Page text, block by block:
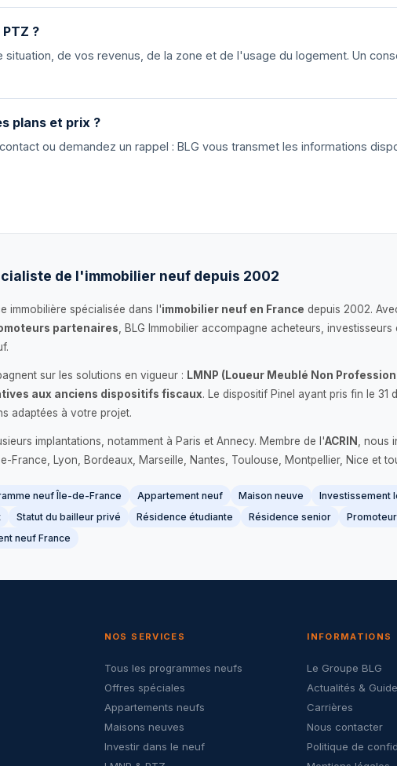
?
situation, de vos revenus, de la zone et de l'usage du logement. Un
plans et prix ?
ou demandez un rappel : BLG vous transmet les informations
de l'immobilier neuf depuis 2002
immobilière spécialisée dans l'immobilier neuf en France depuis 2002.
partenaires , BLG Immobilier accompagne acheteurs,
sur les solutions en vigueur : LMNP (Loueur Meublé Non
aux anciens dispositifs fiscaux. Le dispositif Pinel ayant pris fin le 31
adaptées à votre projet.
implantations, notamment à Paris et Annecy. Membre de l'ACRIN
, nous
France, Lyon, Bordeaux, Marseille, Nantes, Toulouse, Montpellier, Nice et
neuf Île-de-France Appartement neuf Maison neuve Investissement
Statut du bailleur privé Résidence étudiante Résidence senior
neuf France
NOS SERVICES
Tous les programmes neufs
Offres spéciales
Appartements neufs
Maisons neuves
Investir dans le neuf
INFORMATIONS
Le Groupe BLG
Actualités &
Carrières
Nous contacter
Politique de